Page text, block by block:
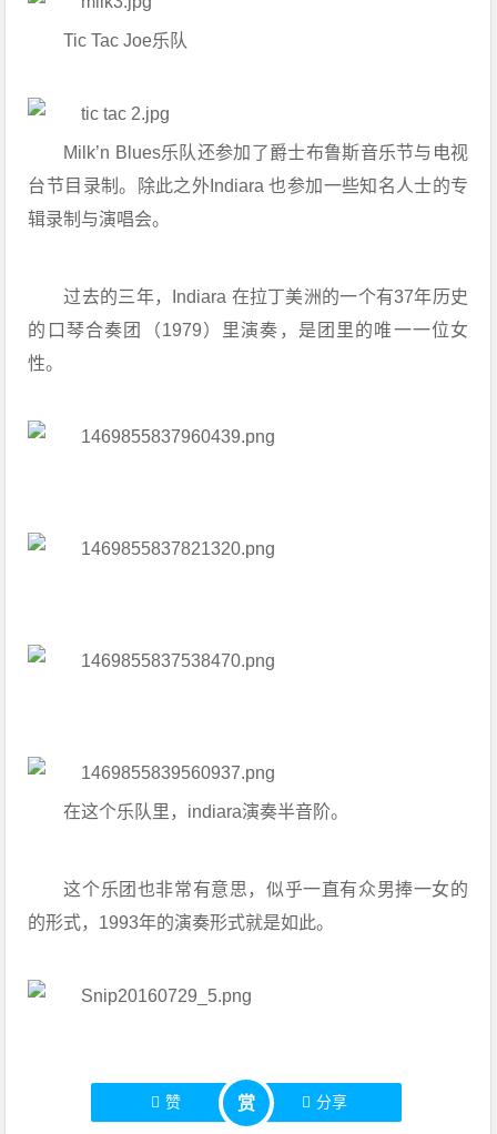
Tic Tac Joe乐队
Milk’n Blues乐队还参加了爵士布鲁斯音乐节与电视
台节目录制。除此之外Indiara 也参加一些知名人士的专
辑录制与演唱会。
过去的三年，Indiara 在拉丁美洲的一个有37年历史
的口琴合奏团（1979）里演奏，是团里的唯一一位女
性。
在这个乐队里，indiara演奏半音阶。
这个乐团也非常有意思，似乎一直有众男捧一女的
的形式，1993年的演奏形式就是如此。
赞 赏 分享